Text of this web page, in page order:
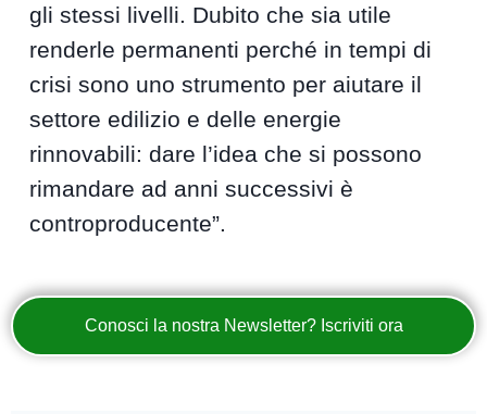
gli stessi livelli. Dubito che sia utile
renderle permanenti perché in tempi di
crisi sono uno strumento per aiutare il
settore edilizio e delle energie
rinnovabili: dare l’idea che si possono
rimandare ad anni successivi è
controproducente”.
Conosci la nostra Newsletter? Iscriviti ora